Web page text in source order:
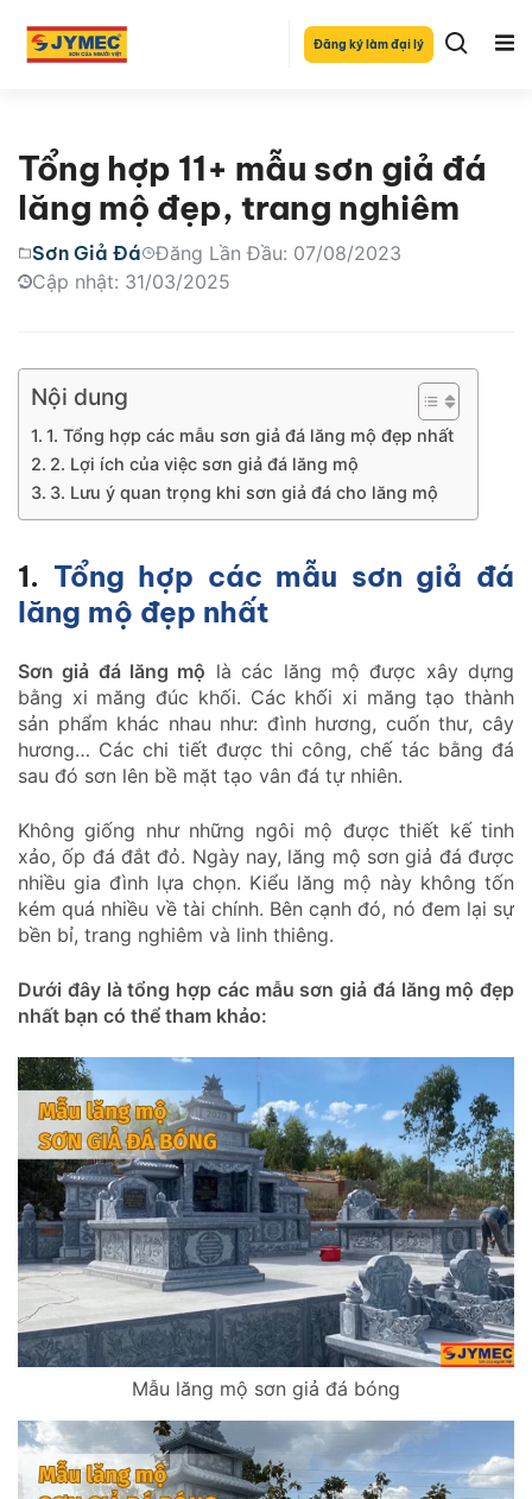
Đăng ký làm đại lý
Tổng hợp 11+ mẫu sơn giả đá
lăng mộ đẹp, trang nghiêm
Sơn Giả Đá
Đăng Lần Đầu: 07/08/2023
Cập nhật: 31/03/2025
Nội dung
1. Tổng hợp các mẫu sơn giả đá lăng mộ đẹp nhất
2. Lợi ích của việc sơn giả đá lăng mộ
3. Lưu ý quan trọng khi sơn giả đá cho lăng mộ
1. Tổng hợp các mẫu sơn giả đá
lăng mộ đẹp nhất
Sơn giả đá lăng mộ là các lăng mộ được xây dựng
bằng xi măng đúc khối. Các khối xi măng tạo thành
sản phẩm khác nhau như: đình hương, cuốn thư, cây
hương… Các chi tiết được thi công, chế tác bằng đá
sau đó sơn lên bề mặt tạo vân đá tự nhiên.
Không giống như những ngôi mộ được thiết kế tinh
xảo, ốp đá đắt đỏ. Ngày nay, lăng mộ sơn giả đá được
nhiều gia đình lựa chọn. Kiểu lăng mộ này không tốn
kém quá nhiều về tài chính. Bên cạnh đó, nó đem lại sự
bền bỉ, trang nghiêm và linh thiêng.
Dưới đây là tổng hợp các mẫu sơn giả đá lăng mộ đẹp
nhất bạn có thể tham khảo:
Mẫu lăng mộ sơn giả đá bóng